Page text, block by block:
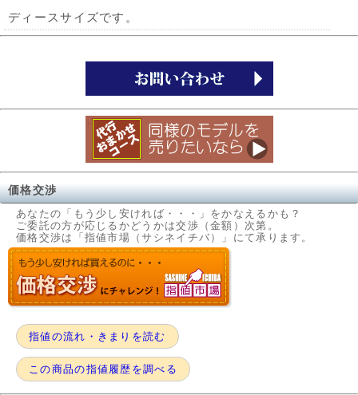
ディースサイズです。
価格交渉
あなたの「もう少し安ければ・・・」をかなえるかも？
ご委託の方が応じるかどうかは交渉（金額）次第。
価格交渉は「指値市場（サシネイチバ）」にて承ります。
指値の流れ・きまりを読む
この商品の指値履歴を調べる